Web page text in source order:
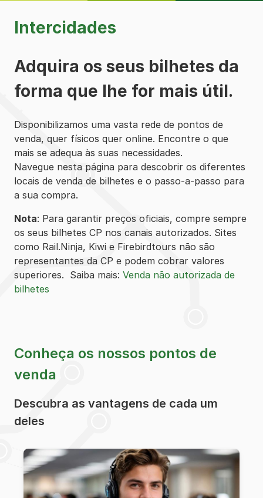
Intercidades
Adquira os seus bilhetes da
forma que lhe for mais útil.
Disponibilizamos uma vasta rede de pontos de
venda, quer físicos quer online. Encontre o que
mais se adequa às suas necessidades.
Navegue nesta página para descobrir os diferentes
locais de venda de bilhetes e o passo-a-passo para
a sua compra.
Nota: Para garantir preços oficiais, compre sempre
os seus bilhetes CP nos canais autorizados. Sites
como Rail.Ninja, Kiwi e Firebirdtours não são
representantes da CP e podem cobrar valores
superiores. Saiba mais: Venda não autorizada de
bilhetes
Conheça os nossos pontos de
venda
Descubra as vantagens de cada um
deles